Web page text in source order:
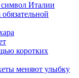
Италии
коротких
меняют улыбку